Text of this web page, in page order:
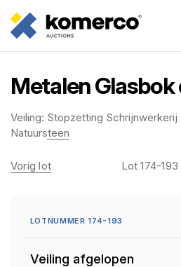
Metalen Glasbok
Veiling: Stopzetting
Natuursteen
Vorig lot Lot 174-193
LOTNUMMER 174-193
Veiling afgelopen